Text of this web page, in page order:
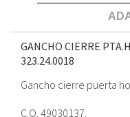
GANCHO CIERRE
323.24.0018
Gancho cierre puerta
C.O. 49030137.